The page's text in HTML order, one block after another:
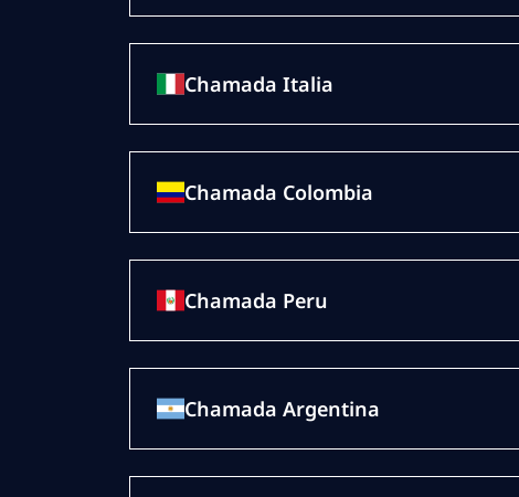
Chamada Italia
Chamada Colombia
Chamada Peru
Chamada Argentina